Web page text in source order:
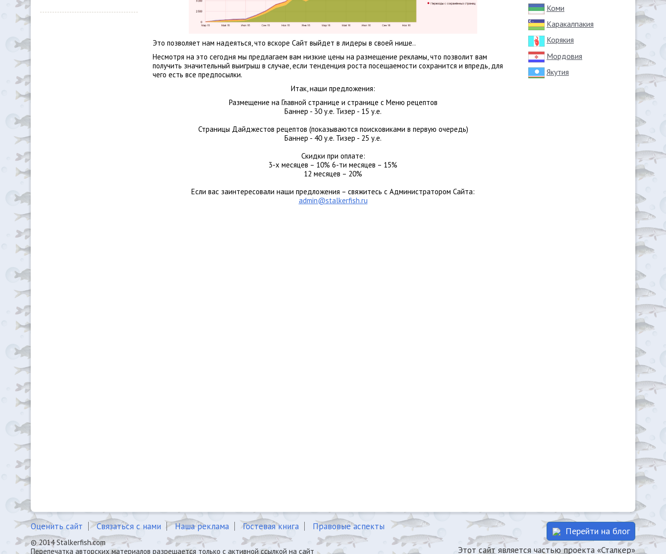
Это позволяет нам надеяться, что вскоре Сайт выйдет в лидеры в своей нише..
Несмотря на это сегодня мы предлагаем вам низкие цены на размещение рекламы, что позволит вам
получить значительный выигрыш в случае, если тенденция роста посещаемости сохранится и впредь, для
чего есть все предпосылки.
Итак, наши предложения:
Размещение на Главной странице и странице с Меню рецептов
Баннер - 30 у.е. Тизер - 15 у.е.
Страницы Дайджестов рецептов (показываются поисковиками в первую очередь)
Баннер - 40 у.е. Тизер - 25 у.е.
Скидки при оплате:
3-х месяцев – 10% 6-ти месяцев – 15%
12 месяцев – 20%
Если вас заинтересовали наши предложения – свяжитесь с Администратором Сайта:
admin@stalkerfish.ru
Коми
Каракалпакия
Корякия
Мордовия
Якутия
Оценить сайт Связаться с нами Наша реклама Гостевая книга Правовые аспекты
© 2014 Stalkerfish.com
Перепечатка авторских материалов разрешается только с активной ссылкой на сайт
Перейти на блог
Этот сайт является частью проекта «Сталкер»